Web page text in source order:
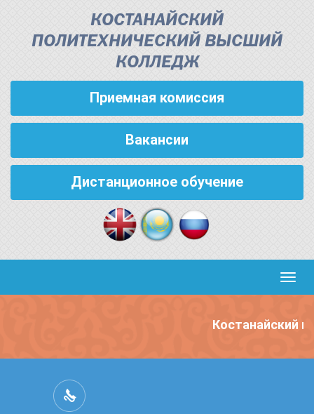
КОСТАНАЙСКИЙ
ПОЛИТЕХНИЧЕСКИЙ ВЫСШИЙ
КОЛЛЕДЖ
Приемная комиссия
Вакансии
Дистанционное обучение
Костанайский